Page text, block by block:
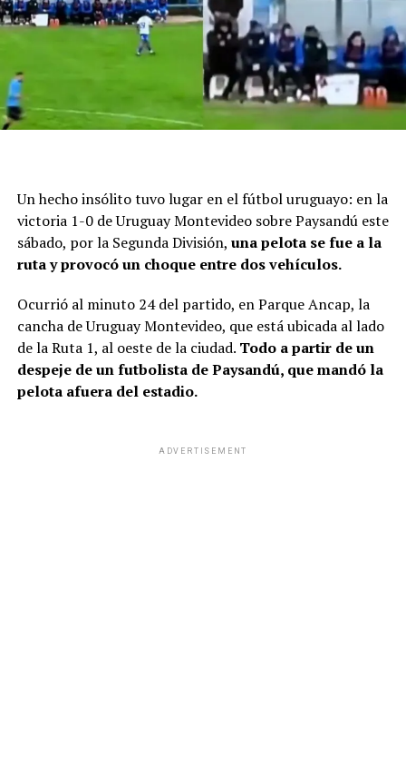
Un hecho insólito tuvo lugar en el fútbol uruguayo: en la
victoria 1-0 de Uruguay Montevideo sobre Paysandú este
sábado, por la Segunda División, una pelota se fue a la
ruta y provocó un choque entre dos vehículos.
Ocurrió al minuto 24 del partido, en Parque Ancap, la
cancha de Uruguay Montevideo, que está ubicada al lado
de la Ruta 1, al oeste de la ciudad. Todo a partir de un
despeje de un futbolista de Paysandú, que mandó la
pelota afuera del estadio.
ADVERTISEMENT